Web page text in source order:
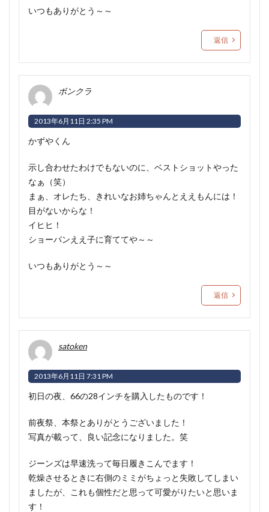
いつもありがとう～～
返信
ボンクラ
2013年6月11日 2:35 PM
かずやくん
示し合わせたわけでもないのに、ベストショットやった
なぁ（笑）
まぁ、オレたち、きれいなお姉ちゃんとええもんには！
目がないからな！
イヒヒ！
ショーパンええ子に育ててや～～
いつもありがとう～～
返信
satoken
2013年6月11日 7:31 PM
初日の夜、66の28インチを購入したものです！
前夜祭、本祭とありがとうございました！
写真が載って、良い記念になりました。笑
ジーンズは早速洗って毎日履きこんでます！
乾燥させるときに右側のミミがちょっと失敗してしまい
ましたが、これも個性だと思って可愛がりたいと思いま
す！